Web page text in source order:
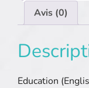
Avis (0)
Education